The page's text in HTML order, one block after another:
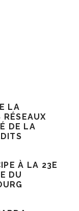
LA
RÉSEAUX
DE LA
À LA 23E
DU